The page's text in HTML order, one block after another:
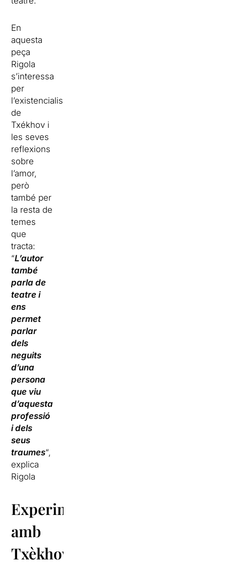
En
aquesta
peça
Rigola
s’interessa
per
l’existencialisme
de
Txékhov i
les seves
reflexions
sobre
l’amor,
però
també per
la resta de
temes
que
tracta:
“L’autor
també
parla de
teatre i
ens
permet
parlar
dels
neguits
d’una
persona
que viu
d’aquesta
professió
i dels
seus
traumes“,
explica
Rigola
Experimentar
amb
Txèkhov